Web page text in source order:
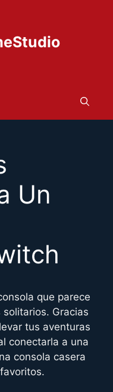
Un
que parece
Gracias
tus aventuras
conectarla a una
consola casera